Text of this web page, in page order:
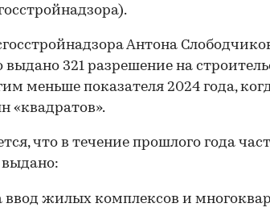
Антона
321 разрешение на
меньше показателя 2024 года,
«квадратов».
что в течение прошлого года
ввод жилых комплексов и